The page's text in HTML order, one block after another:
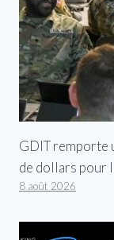
GDIT remporte
de dollars pour
8 août 2026